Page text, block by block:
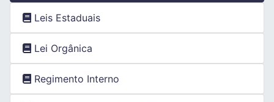
Leis Estaduais
Lei Orgânica
Regimento Interno